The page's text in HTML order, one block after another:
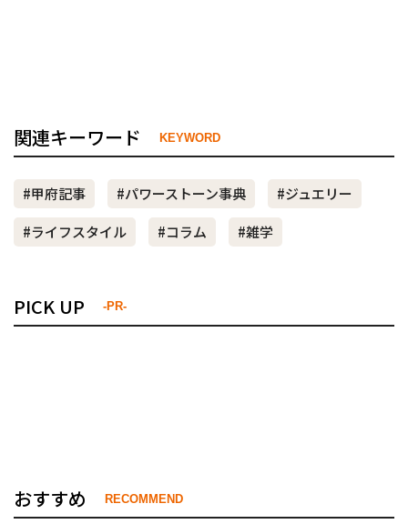
関連キーワード KEYWORD
#甲府記事 #パワーストーン事典
#ジュエリー
#ライフスタイル
#コラム #雑学
PICK UP -PR-
おすすめ RECOMMEND